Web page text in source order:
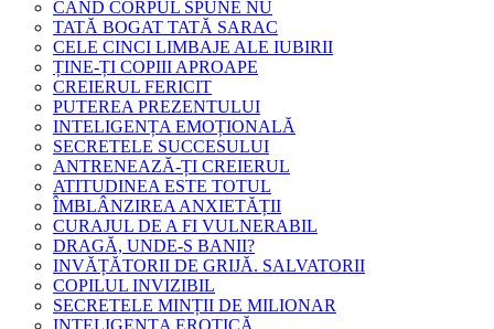
CÂND CORPUL SPUNE NU
TATĂ BOGAT TATĂ SARAC
CELE CINCI LIMBAJE ALE IUBIRII
ȚINE-ȚI COPIII APROAPE
CREIERUL FERICIT
PUTEREA PREZENTULUI
INTELIGENȚA EMOȚIONALĂ
SECRETELE SUCCESULUI
ANTRENEAZĂ-ȚI CREIERUL
ATITUDINEA ESTE TOTUL
ÎMBLÂNZIREA ANXIETĂȚII
CURAJUL DE A FI VULNERABIL
DRAGĂ, UNDE-S BANII?
INVĂȚĂTORII DE GRIJĂ. SALVATORII
COPILUL INVIZIBIL
SECRETELE MINȚII DE MILIONAR